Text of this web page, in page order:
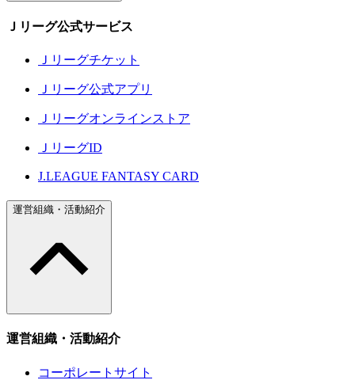
Ｊリーグ公式サービス
Ｊリーグチケット
Ｊリーグ公式アプリ
Ｊリーグオンラインストア
ＪリーグID
J.LEAGUE FANTASY CARD
運営組織・活動紹介
運営組織・活動紹介
コーポレートサイト